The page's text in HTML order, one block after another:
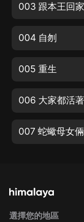
003 跟本王回家
004 自刎
005 重生
006 大家都活著
007 蛇蠍母女倆
選擇您的地區